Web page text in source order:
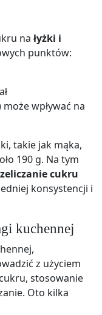
na łyżki i
punktów:
wpływać na
takie jak mąka,
190 g. Na tym
cukru
konsystencji i
kuchennej
z użyciem
stosowanie
Oto kilka